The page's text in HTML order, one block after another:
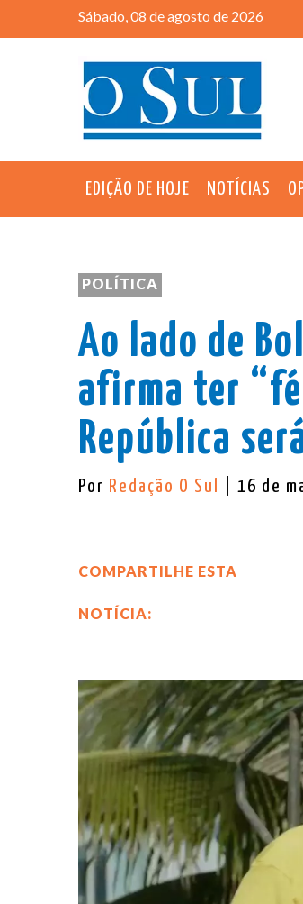
Sábado, 08 de agosto de 2026
EDIÇÃO DE HOJE NOTÍCIAS
POLÍTICA
Ao lado de
afirma ter
República
Por Redação O Sul | 16 de
COMPARTILHE ESTA
NOTÍCIA: